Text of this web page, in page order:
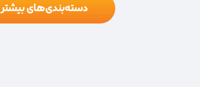
دسته‌بندی‌های